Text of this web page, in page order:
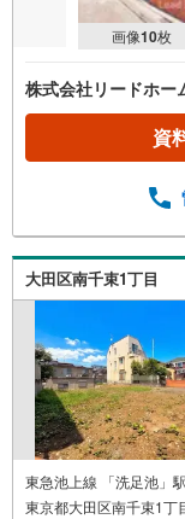
画像10枚
株式会社リードホー
資
大田区南千束1丁目
東急池上線 「洗足池」
東京都大田区南千束1丁